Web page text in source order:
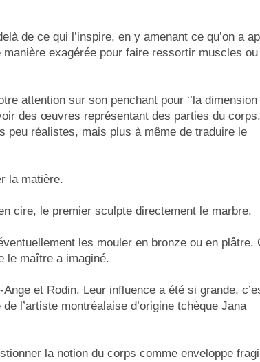
de ce qui l’inspire, en y amenant ce qu’on a
manière exagérée pour faire ressortir muscles ou
attention sur son penchant pour ‘’la dimension
des œuvres représentant des parties du
peu réalistes, mais plus à même de traduire le
la matière.
cire, le premier sculpte directement le marbre.
les mouler en bronze ou en plâtre.
le maître a imaginé.
et Rodin. Leur influence a été si grande,
l’artiste montréalaise d’origine tchèque Jana
la notion du corps comme enveloppe